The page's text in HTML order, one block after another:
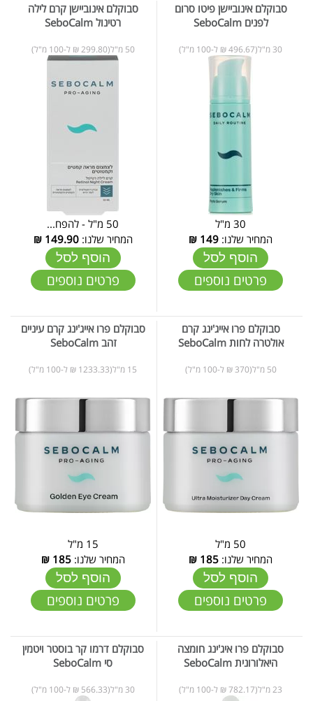
סבוקלם אינוביישן פיטו סרום
לפנים SeboCalm
30 מ"ל(496.67 ₪ ל-100 מ"ל)
30 מ"ל
המחיר שלנו: 149
₪
הוסף לסל
פרטים נוספים
סבוקלם אינוביישן קרם לילה
רטינול SeboCalm
50 מ"ל(299.80 ₪ ל-100 מ"ל)
50 מ"ל - להפח...
המחיר שלנו:149.90
₪
הוסף לסל
פרטים נוספים
סבוקלם פרו אייג'ינג קרם
אולטרה לחות SeboCalm
50 מ"ל(370 ₪ ל-100 מ"ל)
50 מ"ל
המחיר שלנו: 185
₪
הוסף לסל
פרטים נוספים
סבוקלם פרו אייג'ינג קרם עיניים
זהב SeboCalm
15 מ"ל(1233.33 ₪ ל-100 מ"ל)
15 מ"ל
המחיר שלנו:185
₪
הוסף לסל
פרטים נוספים
סבוקלם פרו איג'ינג חומצה
היאלורונית SeboCalm
23 מ"ל(782.17 ₪ ל-100 מ"ל)
סבוקלם דרמו קר בוסטר ויטמין
סי SeboCalm
30 מ"ל(566.33 ₪ ל-100 מ"ל)